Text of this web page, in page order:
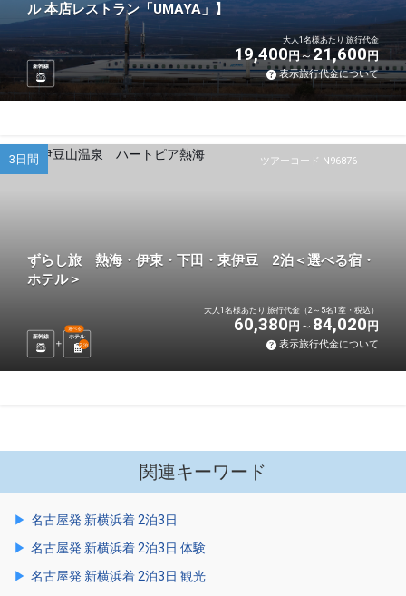
ル 本店レストラン「UMAYA」】
新幹線
大人1名様あたり 旅行代金
19,400円 21,600円
表示旅行代金について
ツアーコード N96876
3日間
ずらし旅 熱海・伊東・下田・東伊豆 2泊＜選べる宿・
ホテル＞
新幹線 ホテル
選べる
2泊
大人1名様あたり 旅行代金（2～5名1室・税込）
60,380 円 84,020 円
表示旅行代金について
関連キーワード
名古屋発 新横浜着 2泊3日
名古屋発 新横浜着 2泊3日 体験
名古屋発 新横浜着 2泊3日 観光